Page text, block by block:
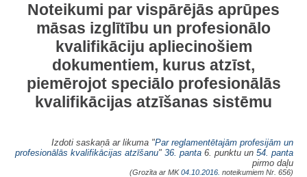
Noteikumi par vispārējās aprūpes
māsas izglītību un profesionālo
kvalifikāciju apliecinošiem
dokumentiem, kurus atzīst,
piemērojot speciālo profesionālās
kvalifikācijas atzīšanas sistēmu
Izdoti saskaņā ar likuma "Par reglamentētajām profesijām un
profesionālās kvalifikācijas atzīšanu" 36. panta 6. punktu un 54. panta
pirmo daļu
(Grozīta ar MK04.10.2016. noteikumiem Nr. 656)